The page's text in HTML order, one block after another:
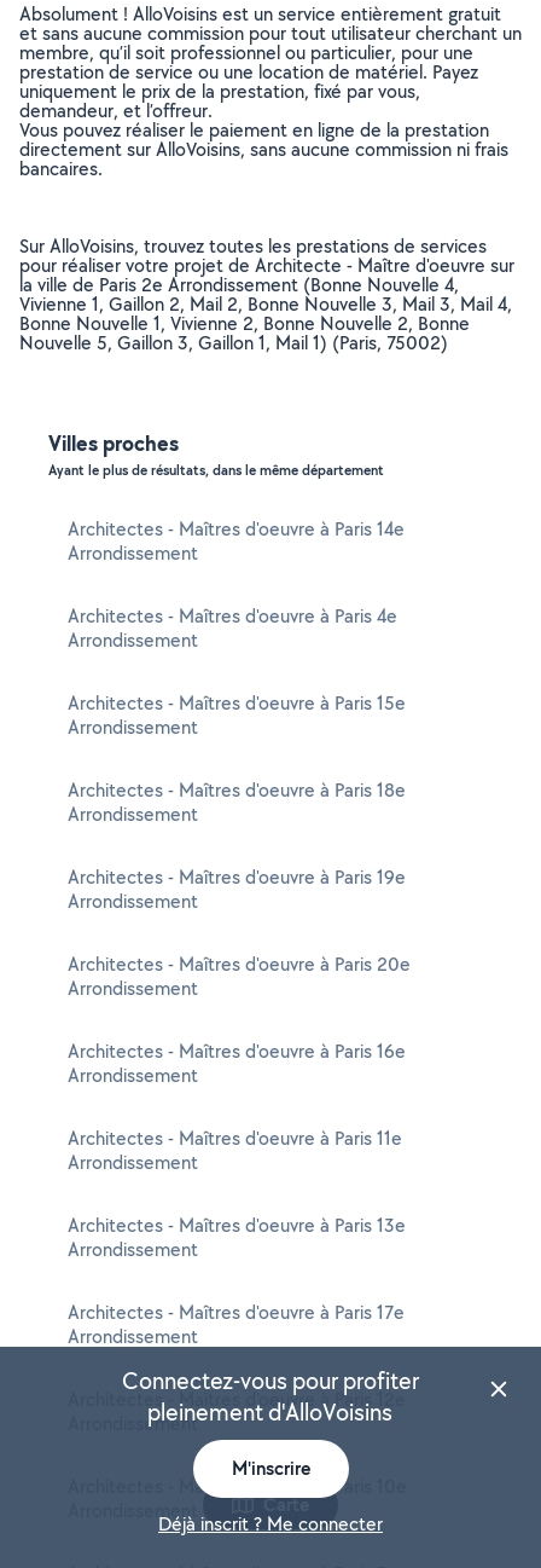
Absolument ! AlloVoisins est un service entièrement gratuit
et sans aucune commission pour tout utilisateur cherchant un
membre, qu’il soit professionnel ou particulier, pour une
prestation de service ou une location de matériel. Payez
uniquement le prix de la prestation, fixé par vous,
demandeur, et l’offreur.
Vous pouvez réaliser le paiement en ligne de la prestation
directement sur AlloVoisins, sans aucune commission ni frais
bancaires.
Sur AlloVoisins, trouvez toutes les prestations de services
pour réaliser votre projet de Architecte - Maître d'oeuvre sur
la ville de Paris 2e Arrondissement (Bonne Nouvelle 4,
Vivienne 1, Gaillon 2, Mail 2, Bonne Nouvelle 3, Mail 3, Mail 4,
Bonne Nouvelle 1, Vivienne 2, Bonne Nouvelle 2, Bonne
Nouvelle 5, Gaillon 3, Gaillon 1, Mail 1) (Paris, 75002)
Villes proches
Ayant le plus de résultats, dans le même département
Architectes - Maîtres d'oeuvre à Paris 14e
Arrondissement
Architectes - Maîtres d'oeuvre à Paris 4e
Arrondissement
Architectes - Maîtres d'oeuvre à Paris 15e
Arrondissement
Architectes - Maîtres d'oeuvre à Paris 18e
Arrondissement
Architectes - Maîtres d'oeuvre à Paris 19e
Arrondissement
Architectes - Maîtres d'oeuvre à Paris 20e
Arrondissement
Architectes - Maîtres d'oeuvre à Paris 16e
Arrondissement
Architectes - Maîtres d'oeuvre à Paris 11e
Arrondissement
Architectes - Maîtres d'oeuvre à Paris 13e
Arrondissement
Architectes - Maîtres d'oeuvre à Paris 17e
Arrondissement
Architectes - Maîtres d'oeuvre à Paris 12e
Arrondissement
Architectes - Maîtres d'oeuvre à Paris 10e
Arrondissement
Carte
Connectez-vous pour profiter
pleinement d'AlloVoisins
M'inscrire
Déjà inscrit ? Me connecter